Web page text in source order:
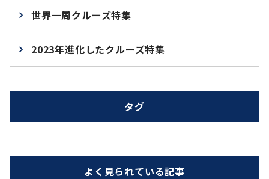
世界一周クルーズ特集
2023年進化したクルーズ特集
タグ
よく見られている記事